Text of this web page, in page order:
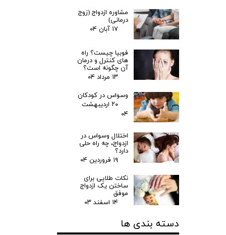
مشاوره ازدواج (زوج
درمانی)
۱۷ آبان ۰۴
فوبیا چیست؟ راه
های کنترل و درمان
آن چگونه است؟
۱۳ مرداد ۰۴
وسواس در کودکان
۲۰ اردیبهشت
۰۴
اختلال وسواس در
ازدواج، چه راه حلی
دارد؟
۱۹ فروردین ۰۴
نکات طلایی برای
ساختن یک ازدواج
موفق
۱۴ اسفند ۰۳
دسته بندی ها